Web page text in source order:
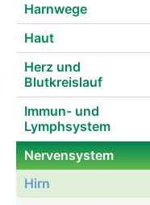
Harnwege
Haut
Herz und
Blutkreislauf
Immun- und
Lymphsystem
Nervensystem
Hirn